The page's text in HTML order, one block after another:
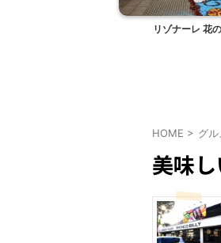
おぐにサービスエリ
HOME > グル
美味